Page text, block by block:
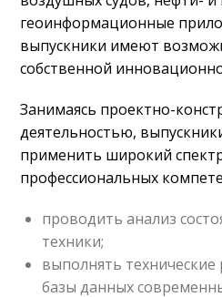
геоинформационные
выпускники имеют
собственной
Занимаясь проектно-
деятельностью,
применить широкий
профессиональных
проводить анализ
техники;
выполнять
базы данных